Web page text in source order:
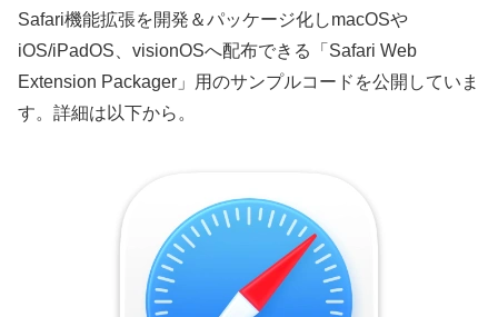
Safari機能拡張を開発＆パッケージ化しmacOSや
iOS/iPadOS、visionOSへ配布できる「Safari Web
Extension Packager」用のサンプルコードを公開していま
す。詳細は以下から。